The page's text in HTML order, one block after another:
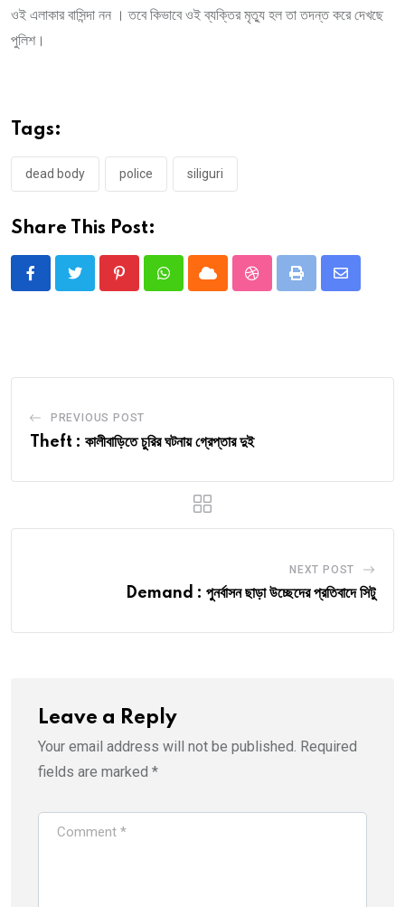
ওই এলাকার বাসিন্দা নন । তবে কিভাবে ওই ব্যক্তির মৃত্যু হল তা তদন্ত করে দেখছে
পুলিশ।
Tags:
dead body police siliguri
Share This Post:
PinterestWhatsappCloud StumbleUpon
Print
Share
PREVIOUS POST
Theft : কালীবাড়িতে চুরির ঘটনায় গ্রেপ্তার দুই
NEXT POST
Demand : পুনর্বাসন ছাড়া উচ্ছেদের প্রতিবাদে সিটু
Leave a Reply
Your email address will not be published. Required
fields are marked *